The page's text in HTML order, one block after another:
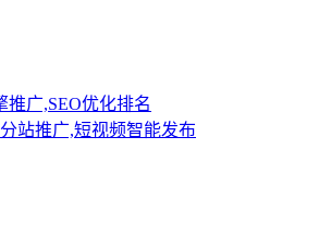
推广,SEO优化排名
站推广,短视频智能发布